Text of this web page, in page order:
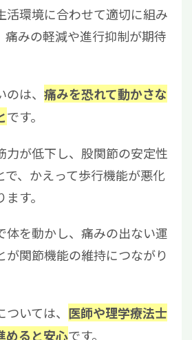
活環境に合わせて適切に組み
痛みの軽減や進行抑制が期待
は、 痛みを恐れて動かさな
です。
力が低下し、股関節の安定性
で、かえって歩行機能が悪化
す。
体を動かし、痛みの出ない運
が関節機能の維持につながり
いては、 医師や理学療法士
めると安心です。